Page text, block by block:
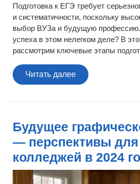
Подготовка к ЕГЭ требует
и систематичности, поскольку
выбор ВУЗа и будущую профессию.
успеха в этом нелегком деле? В
рассмотрим ключевые этапы
Читать далееЧитать
далее
Будущее
— перспективы для
колледжей в 2024